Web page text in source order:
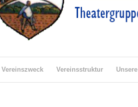
Vereinszweck Vereinsstruktur